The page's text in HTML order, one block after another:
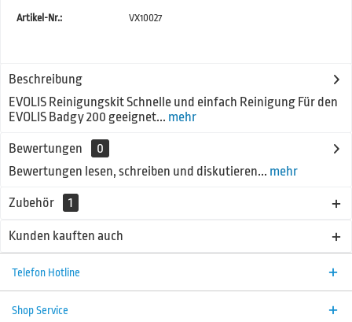
Artikel-Nr.: VX10027
Beschreibung
EVOLIS Reinigungskit Schnelle und einfach Reinigung Für den
EVOLIS Badgy 200 geeignet... mehr
Bewertungen
0
Bewertungen lesen, schreiben und diskutieren... mehr
Zubehör 1
Kunden kauften auch
Telefon Hotline
Shop Service